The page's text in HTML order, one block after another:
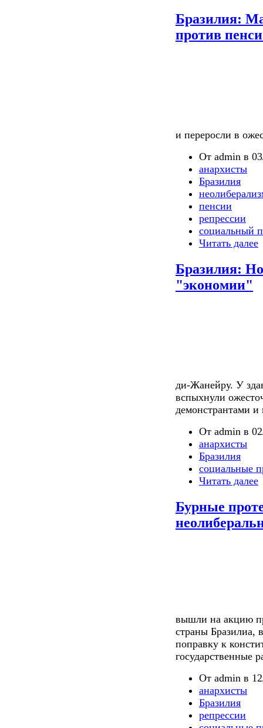
Бразилия:
против
и переросли в
От admin в
анархисты
Бразилия
пенсии
репрессии
социальный
Читать далее
Бразилия:
"экономии"
ди-Жанейру. У
вспыхнули
демонстрантами
От admin в
анархисты
Бразилия
социальные
Читать далее
Бурные
вышли на акцию
страны Бразилиа,
поправку к
государственные
От admin в
анархисты
Бразилия
репрессии